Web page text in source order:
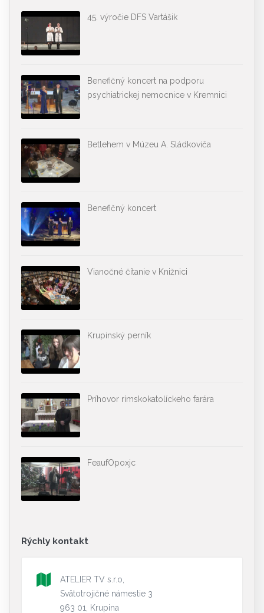
45. výročie DFS Vartášik
Benefičný koncert na podporu
psychiatrickej nemocnice v Kremnici
Betlehem v Múzeu A. Sládkoviča
Benefičný koncert
Vianočné čítanie v Knižnici
Krupinský perník
Príhovor rímskokatolíckeho farára
FeaufOpoxjc
Rýchly kontakt
ATELIER TV s.r.o,
Svätotrojičné námestie 3
963 01, Krupina